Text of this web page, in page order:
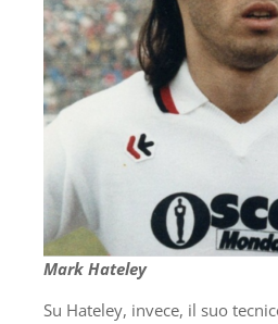
Mark Hateley
Su Hateley, invece, il suo